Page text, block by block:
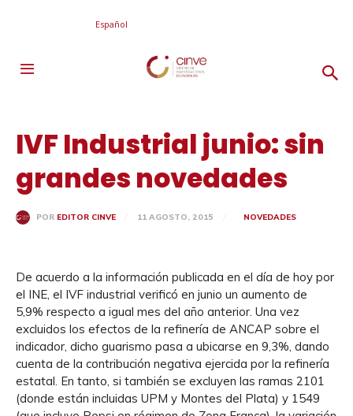
Español
IVF Industrial junio: sin
grandes novedades
POR EDITOR CINVE 11 AGOSTO, 2015 NOVEDADES
De acuerdo a la información publicada en el día de hoy por
el INE, el IVF industrial verificó en junio un aumento de
5,9% respecto a igual mes del año anterior. Una vez
excluidos los efectos de la refinería de ANCAP sobre el
indicador, dicho guarismo pasa a ubicarse en 9,3%, dando
cuenta de la contribución negativa ejercida por la refinería
estatal. En tanto, si también se excluyen las ramas 2101
(donde están incluidas UPM y Montes del Plata) y 1549